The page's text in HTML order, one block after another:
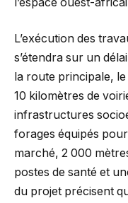
L’exécution des
s’étendra sur un
la route principale,
10 kilomètres de
infrastructures
forages équipés
marché, 2 000
postes de santé et
du projet précisent